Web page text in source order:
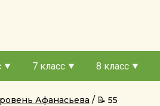
7 класс 8 класс
Афанасьева 📝 55